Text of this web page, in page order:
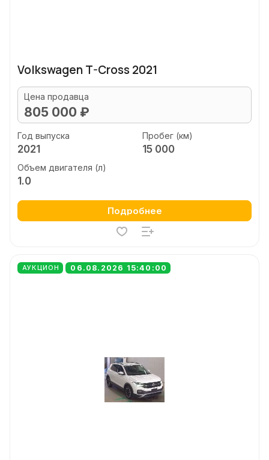
Volkswagen T-Cross 2021
Цена продавца
805 000 ₽
Год выпуска
2021
Пробег (км)
15 000
Объем двигателя (л)
1.0
Подробнее
АУКЦИОН 06.08.2026 15:40:00